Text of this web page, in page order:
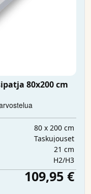
80x200 cm
80 x 200 cm
Taskujouset
21 cm
H2/H3
109,95 €